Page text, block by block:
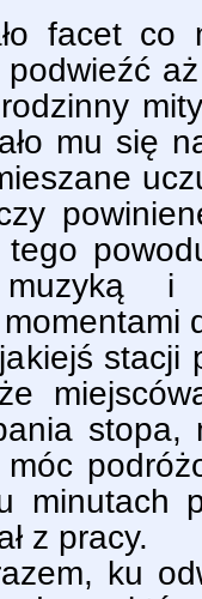
co
podwieźć
mu się
i
stacji
stopa,
minutach
z pracy.
ku